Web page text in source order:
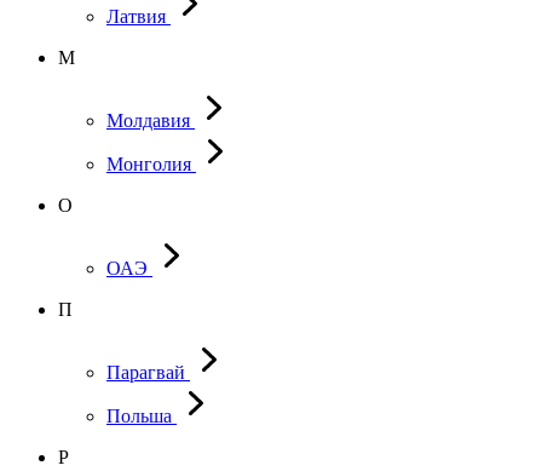
Латвия
М
Молдавия
Монголия
О
ОАЭ
П
Парагвай
Польша
Р